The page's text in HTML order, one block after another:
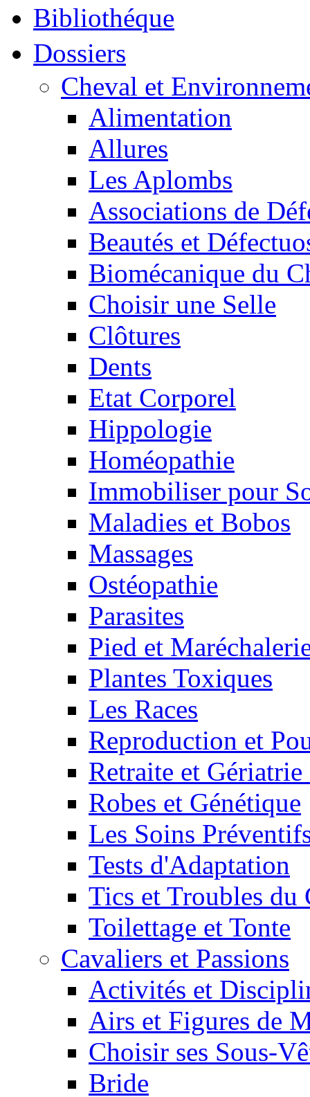
Bibliothéque
Dossiers
Cheval et
Alimentation
Allures
Les Aplombs
Associations de
Beautés et
Biomécanique du
Choisir une Selle
Clôtures
Dents
Etat Corporel
Hippologie
Homéopathie
Immobiliser pour
Maladies et Bobos
Massages
Ostéopathie
Parasites
Pied et
Plantes Toxiques
Les Races
Reproduction et
Retraite et
Robes et Génétique
Les Soins
Tests d'Adaptation
Tics et Troubles du
Toilettage et Tonte
Cavaliers et Passions
Activités et
Airs et Figures de
Choisir ses Sous-
Bride